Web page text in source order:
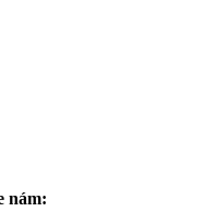
nám: